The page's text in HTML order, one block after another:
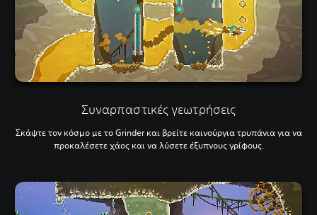
Συναρπαστικές γεωτρήσεις
Σκάψτε τον κόσμο με το Grinder και βρείτε καινούργια τρυπάνια για να
προκαλέσετε χάος και να λύσετε έξυπνους γρίφους.